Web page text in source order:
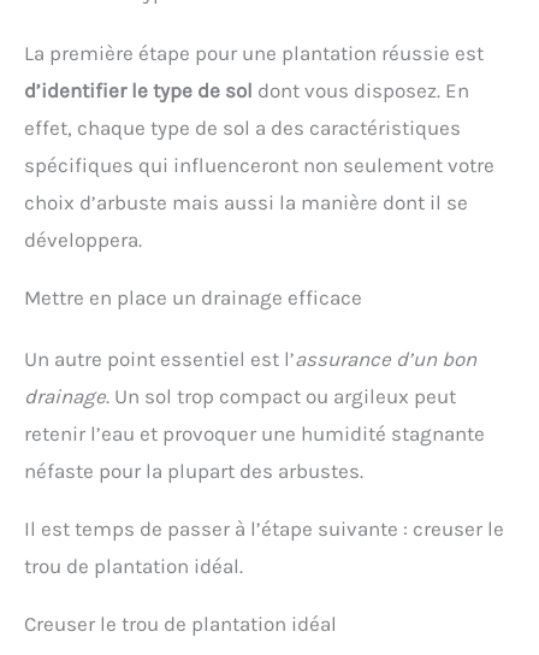
La première étape pour une plantation réussie est
d’identifier le type de sol dont vous disposez. En
effet, chaque type de sol a des caractéristiques
spécifiques qui influenceront non seulement votre
choix d’arbuste mais aussi la manière dont il se
développera.
Mettre en place un drainage efficace
Un autre point essentiel est l’assurance d’un bon
drainage. Un sol trop compact ou argileux peut
retenir l’eau et provoquer une humidité stagnante
néfaste pour la plupart des arbustes.
Il est temps de passer à l’étape suivante : creuser le
trou de plantation idéal.
Creuser le trou de plantation idéal